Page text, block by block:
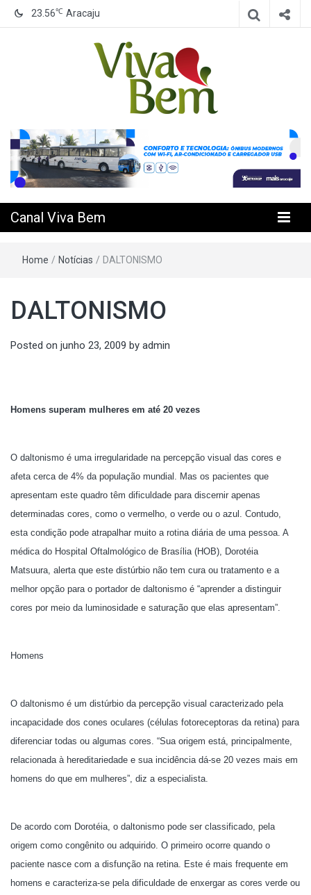
23.56℃ Aracaju
Canal Viva
Bem
Canal Viva Bem
Home / Notícias / DALTONISMO
DALTONISMO
Posted on junho 23, 2009 by admin
Homens superam mulheres em até 20 vezes
O daltonismo é uma irregularidade na percepção visual das cores e
afeta cerca de 4% da população mundial. Mas os pacientes que
apresentam este quadro têm dificuldade para discernir apenas
determinadas cores, como o vermelho, o verde ou o azul. Contudo,
esta condição pode atrapalhar muito a rotina diária de uma pessoa. A
médica do Hospital Oftalmológico de Brasília (HOB), Dorotéia
Matsuura, alerta que este distúrbio não tem cura ou tratamento e a
melhor opção para o portador de daltonismo é “aprender a distinguir
cores por meio da luminosidade e saturação que elas apresentam”.
Homens
O daltonismo é um distúrbio da percepção visual caracterizado pela
incapacidade dos cones oculares (células fotoreceptoras da retina) para
diferenciar todas ou algumas cores. “Sua origem está, principalmente,
relacionada à hereditariedade e sua incidência dá-se 20 vezes mais em
homens do que em mulheres”, diz a especialista.
De acordo com Dorotéia, o daltonismo pode ser classificado, pela
origem como congênito ou adquirido. O primeiro ocorre quando o
paciente nasce com a disfunção na retina. Este é mais frequente em
homens e caracteriza-se pela dificuldade de enxergar as cores verde ou